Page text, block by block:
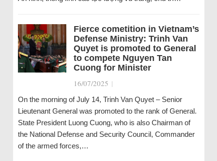
Fierce cometition in Vietnam’s
Defense Ministry: Trinh Van
Quyet is promoted to General
to compete Nguyen Tan
Cuong for Minister
16/07/2025 |
On the morning of July 14, Trinh Van Quyet – Senior
Lieutenant General was promoted to the rank of General.
State President Luong Cuong, who is also Chairman of
the National Defense and Security Council, Commander
of the armed forces,…